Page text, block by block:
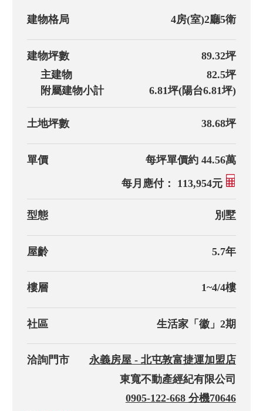
建物格局 4房(室)2廳5衛
建物坪數
89.32坪
主建物
82.5坪
附屬建物小計
6.81坪(陽台6.81坪)
土地坪數 38.68坪
單價 每坪單價約 44.56萬
每月應付： 113,954元
型態 別墅
屋齡 5.7年
樓層 1~4/4樓
社區 生活家「徽」2期
洽詢門市
永義房屋 - 北屯敦富捷運加盟店
東寬不動產經紀有限公司
0905-122-668 分機70646